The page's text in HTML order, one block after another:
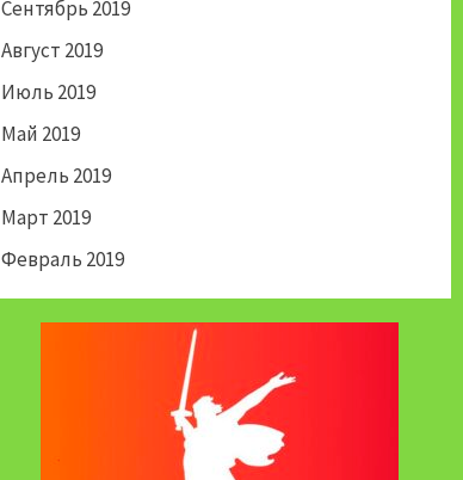
Сентябрь 2019
Август 2019
Июль 2019
Май 2019
Апрель 2019
Март 2019
Февраль 2019